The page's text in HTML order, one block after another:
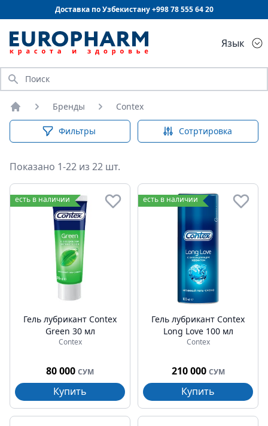
Доставка по Узбекистану +99878 555 64 20
Язык
Искать
Главная
Бренды Contex
Фильтры Сотртировка
Показано 1-22 из 22 шт.
есть в наличии
Гель лубрикант Contex
Green 30 мл
Contex
80 000 СУМ
Купить
есть в наличии
Гель лубрикант Contex
Long Love 100 мл
Contex
210 000 СУМ
Купить